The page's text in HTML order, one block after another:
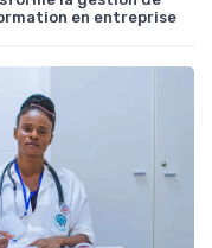
en entreprise